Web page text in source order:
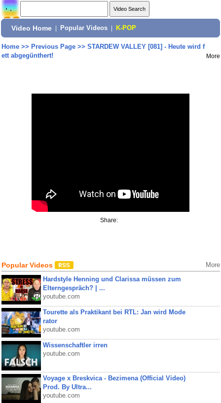
Video Home Popular Videos K-POP
Home>> Previous Page>> STARDEW VALLEY [081] - Heute wird f
ett abgegünthert!
More
Share:
Popular Videos More
Hardstyle Henning und Clarissa müssen zum
Elterngespräch? | ...
youtube.com
Tourette als Praktikant bei RTL: Jan wird Mode
rator
youtube.com
Wissenschaftler irren
youtube.com
Voyage x Breskvica - Bezimena (Official Video)
Prod. By Ultra...
youtube.com